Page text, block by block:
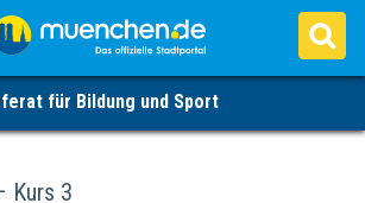
für Bildung und Sport
Kurs 3